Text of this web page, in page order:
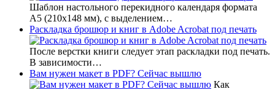
Шаблон настольного перекидного календаря формата
А5 (210х148 мм), с выделением…
Раскладка брошюр и книг в Adobe Acrobat под печать
После верстки книги следует этап раскладки под печать.
В зависимости…
Вам нужен макет в PDF? Сейчас вышлю
Как